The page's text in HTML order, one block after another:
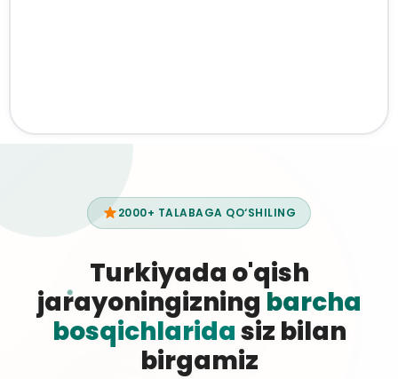
2000+ TALABAGA QO‘SHILING
Turkiyada o'qish
jarayoningizning barcha
bosqichlaridasiz bilan
birgamiz